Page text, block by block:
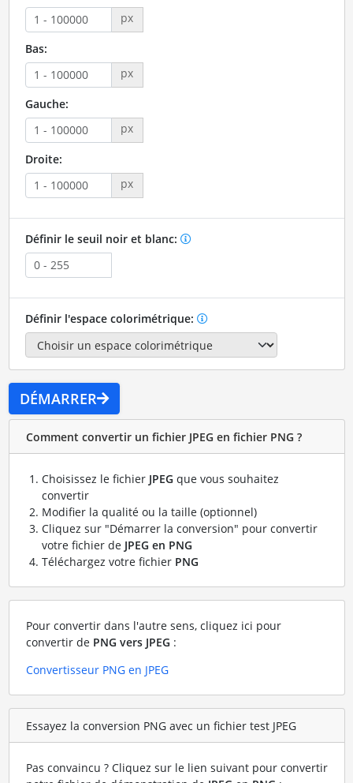
px
Bas:
px
Gauche:
px
Droite:
px
Définir le seuil noir et blanc:
Définir l'espace colorimétrique:
DÉMARRER
Comment convertir un fichier JPEG en fichier PNG ?
Choisissez le fichier JPEG que vous souhaitez
convertir
Modifier la qualité ou la taille (optionnel)
Cliquez sur "Démarrer la conversion" pour convertir
votre fichier de JPEG en PNG
Téléchargez votre fichier PNG
Pour convertir dans l'autre sens, cliquez ici pour
convertir de PNG vers JPEG :
Convertisseur PNG en JPEG
Essayez la conversion PNG avec un fichier test JPEG
Pas convaincu ? Cliquez sur le lien suivant pour convertir